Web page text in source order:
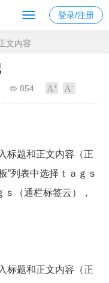
登录/注册
文内容
854
标题和正文内容（正
”列表中选择ｔａｇｓ
ｓ（通栏标签云），
标题和正文内容（正